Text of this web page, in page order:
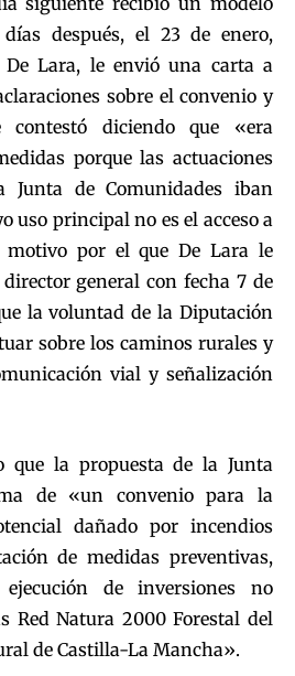
después, el 23 de enero,
Lara, le envió una carta a
sobre el convenio y
diciendo que «era
porque las actuaciones
Junta de Comunidades iban
uso principal no es el acceso a
motivo por el que De Lara le
general con fecha 7 de
la voluntad de la Diputación
sobre los caminos rurales y
vial y señalización
que la propuesta de la Junta
de «un convenio para la
dañado por incendios
de medidas preventivas,
de inversiones no
Red Natura 2000 Forestal del
de Castilla-La Mancha».